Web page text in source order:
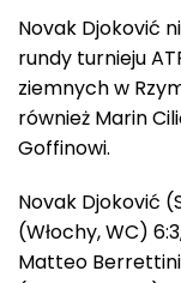
Novak Djoković
rundy turnieju
ziemnych w
również Marin
Goffinowi.
Novak Djoković
(Włochy, WC)
Matteo